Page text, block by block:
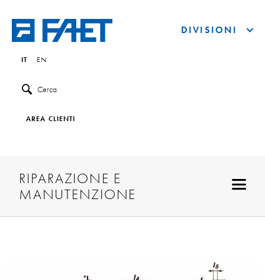
IT EN
Cerca
AREA CLIENTI
DIVISIONI
RIPARAZIONE E
MANUTENZIONE